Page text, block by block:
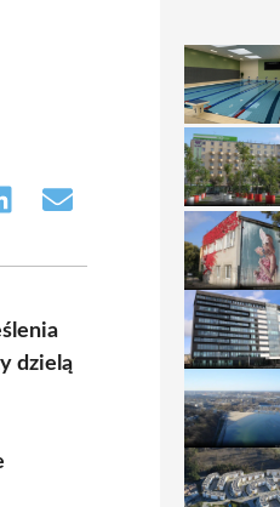
Share
dzielą